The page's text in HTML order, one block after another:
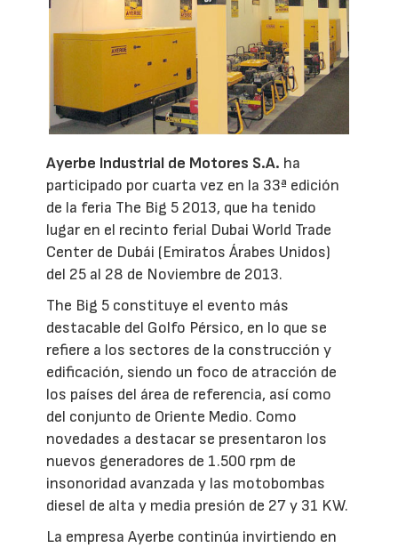
Ayerbe Industrial de Motores S.A. ha
participado por cuarta vez en la 33ª edición
de la feria The Big 5 2013, que ha tenido
lugar en el recinto ferial Dubai World Trade
Center de Dubái (Emiratos Árabes Unidos)
del 25 al 28 de Noviembre de 2013.
The Big 5 constituye el evento más
destacable del Golfo Pérsico, en lo que se
refiere a los sectores de la construcción y
edificación, siendo un foco de atracción de
los países del área de referencia, así como
del conjunto de Oriente Medio. Como
novedades a destacar se presentaron los
nuevos generadores de 1.500 rpm de
insonoridad avanzada y las motobombas
diesel de alta y media presión de 27 y 31 KW.
La empresa Ayerbe continúa invirtiendo en